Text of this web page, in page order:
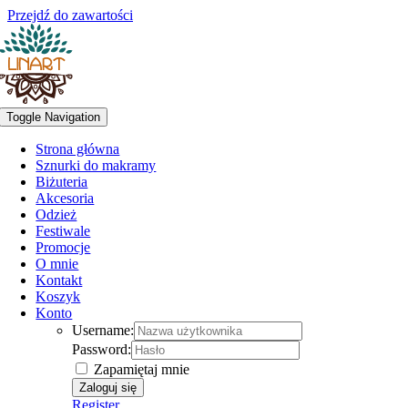
Przejdź do zawartości
Toggle Navigation
Strona główna
Sznurki do makramy
Biżuteria
Akcesoria
Odzież
Festiwale
Promocje
O mnie
Kontakt
Koszyk
Konto
Username:
Password:
Zapamiętaj mnie
Register